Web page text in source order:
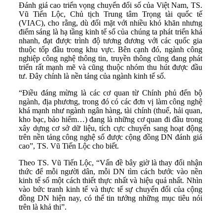
Đánh giá cao triển vọng chuyển đổi số của Việt Nam, TS.
Vũ Tiến Lộc, Chủ tịch Trung tâm Trọng tài quốc tế
(VIAC), cho rằng, dù đối mặt với nhiều khó khăn nhưng
điểm sáng là hạ tầng kinh tế số của chúng ta phát triển khá
nhanh, đạt được trình độ tương đương với các quốc gia
thuộc tốp đầu trong khu vực. Bên cạnh đó, ngành công
nghiệp công nghệ thông tin, truyền thông cũng đang phát
triển rất mạnh mẽ và cũng thuộc nhóm thu hút được đầu
tư. Đây chính là nền tảng của ngành kinh tế số.
“Điều đáng mừng là các cơ quan từ Chính phủ đến bộ
ngành, địa phương, trong đó có các đơn vị làm công nghệ
khá mạnh như ngành ngân hàng, tài chính (thuế, hải quan,
kho bạc, bảo hiểm…) đang là những cơ quan đi đầu trong
xây dựng cơ sở dữ liệu, tích cực chuyển sang hoạt động
trên nền tảng công nghệ số được cộng đồng DN đánh giá
cao”, TS. Vũ Tiến Lộc cho biết.
Theo TS. Vũ Tiến Lộc, “Vấn đề bây giờ là thay đổi nhận
thức để mỗi người dân, mỗi DN tìm cách bước vào nền
kinh tế số một cách thiết thực nhất và hiệu quả nhất. Nhìn
vào bức tranh kinh tế và thực tế sự chuyển đổi của cộng
đồng DN hiện nay, có thể tin tưởng những mục tiêu nói
trên là khả thi”.